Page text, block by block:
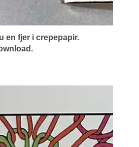
en fjer i crepepapir.